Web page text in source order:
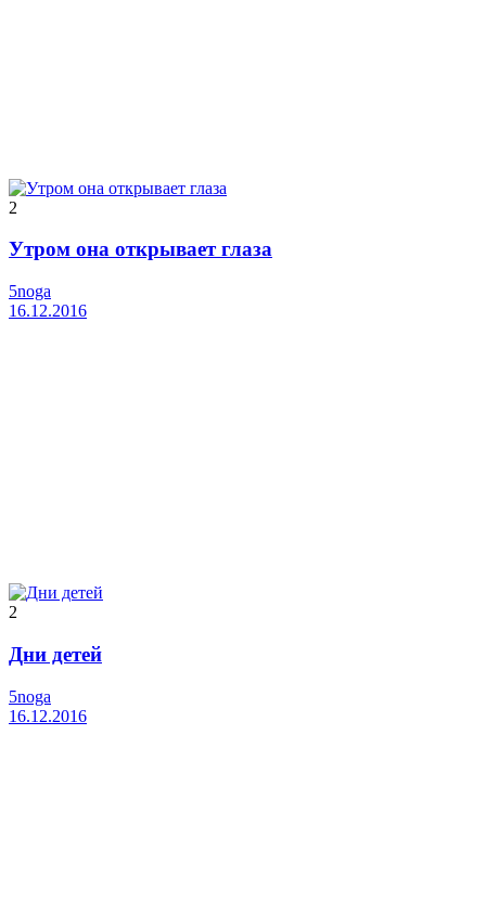
2
Утром она открывает глаза
5noga
16.12.2016
2
Дни детей
5noga
16.12.2016